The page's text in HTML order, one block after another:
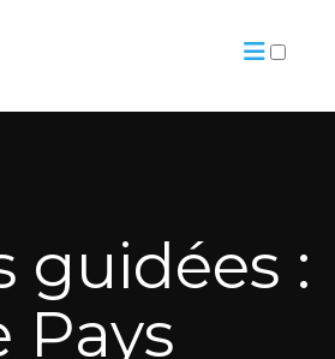
guidées :
Pays